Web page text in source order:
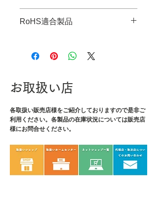
・全長：160mm
・先端長さ：50mm
・重量：125g
・材質：本体/炭素鋼
RoHS適合製品
お取扱い店
各取扱い販売店様をご紹介しておりますので是非ご
利用ください。各製品の在庫状況については販売店
様にお問合せください。